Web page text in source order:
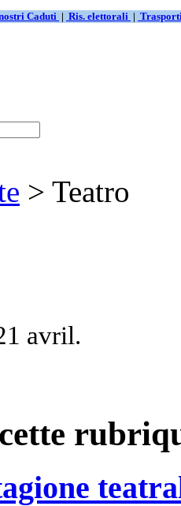
Caduti | Ris. elettorali |
> Teatro
avril.